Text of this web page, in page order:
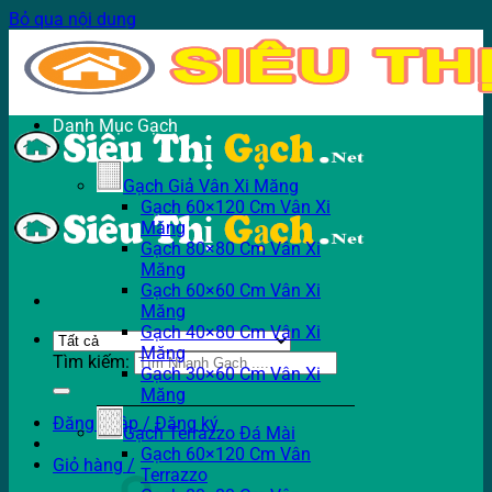
Bỏ qua nội dung
Tìm kiếm:
Đăng nhập / Đăng ký
Giỏ hàng /
Danh Mục Gạch
Gạch Giả Vân Xi Măng
Gạch 60×120 Cm Vân Xi
Măng
Gạch 80×80 Cm Vân Xi
Măng
Gạch 60×60 Cm Vân Xi
Măng
Gạch 40×80 Cm Vân Xi
Măng
Gạch 30×60 Cm Vân Xi
Măng
Gạch Terrazzo Đá Mài
Gạch 60×120 Cm Vân
Terrazzo